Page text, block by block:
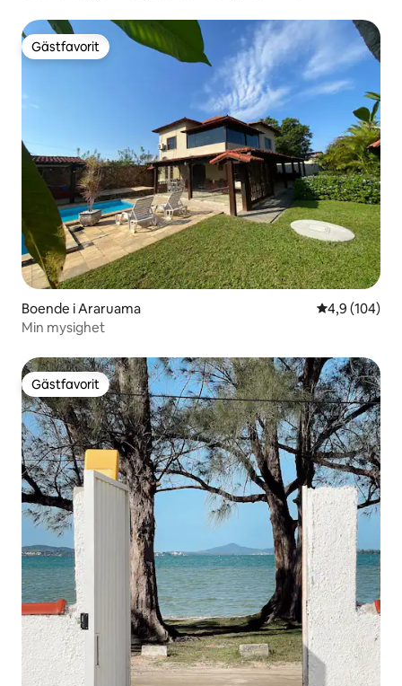
Gästfavorit
Gästfavorit
Boende i Araruama 4,9 av 5 i
4,9 (104)
Min mysighet
Gästfavorit
Gästfavorit